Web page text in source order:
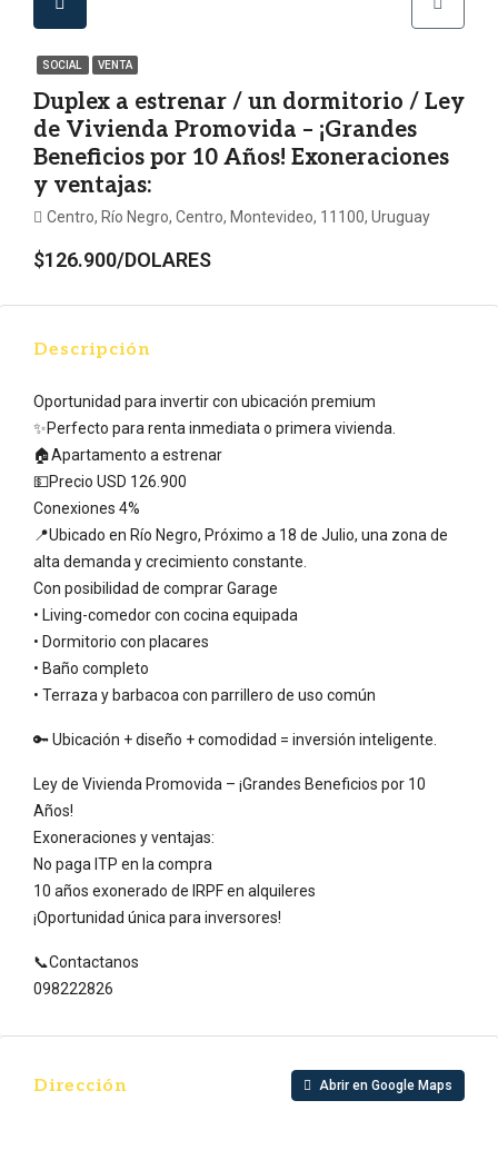
SOCIAL VENTA
Duplex a estrenar / un dormitorio / Ley
de Vivienda Promovida – ¡Grandes
Beneficios por 10 Años! Exoneraciones
y ventajas:
Centro, Río Negro, Centro, Montevideo, 11100, Uruguay
$126.900/DOLARES
Descripción
Oportunidad para invertir con ubicación premium
✨Perfecto para renta inmediata o primera vivienda.
🏠Apartamento a estrenar
💵Precio USD 126.900
Conexiones 4%
📍Ubicado en Río Negro, Próximo a 18 de Julio, una zona de
alta demanda y crecimiento constante.
Con posibilidad de comprar Garage
• Living-comedor con cocina equipada
• Dormitorio con placares
• Baño completo
• Terraza y barbacoa con parrillero de uso común
🔑 Ubicación + diseño + comodidad = inversión inteligente.
Ley de Vivienda Promovida – ¡Grandes Beneficios por 10
Años!
Exoneraciones y ventajas:
No paga ITP en la compra
10 años exonerado de IRPF en alquileres
¡Oportunidad única para inversores!
📞Contactanos
098222826
Dirección Abrir en Google Maps